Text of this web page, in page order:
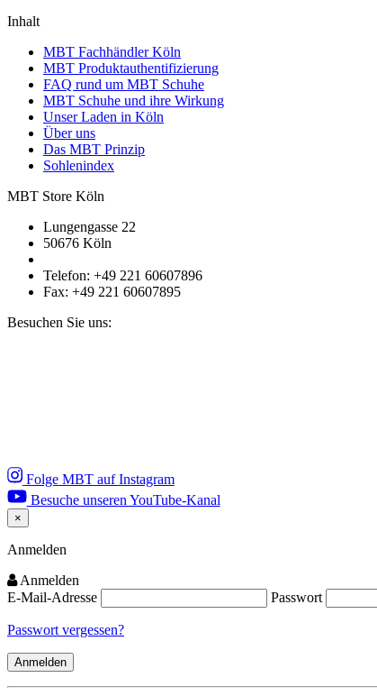
Inhalt
MBT Fachhändler Köln
MBT Produktauthentifizierung
FAQ rund um MBT Schuhe
MBT Schuhe und ihre Wirkung
Unser Laden in Köln
Über uns
Das MBT Prinzip
Sohlenindex
MBT Store Köln
Lungengasse 22
50676 Köln
Telefon: +49 221 60607896
Fax: +49 221 60607895
Besuchen Sie uns:
Folge MBT auf Instagram
Besuche unseren YouTube-Kanal
×
Close
Anmelden
Anmelden
E-Mail-Adresse
Passwort
Passwort vergessen?